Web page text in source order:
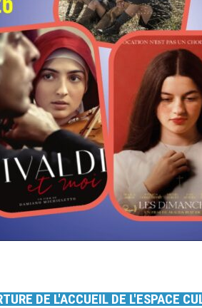
DE L'ACCUEIL DE L'ESPACE